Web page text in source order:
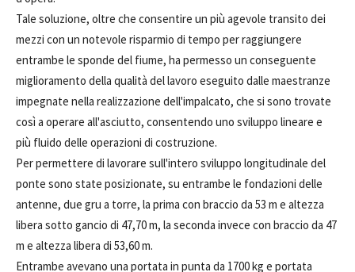
Tale soluzione, oltre che consentire un più agevole transito dei
mezzi con un notevole risparmio di tempo per raggiungere
entrambe le sponde del fiume, ha permesso un conseguente
miglioramento della qualità del lavoro eseguito dalle maestranze
impegnate nella realizzazione dell'impalcato, che si sono trovate
così a operare all'asciutto, consentendo uno sviluppo lineare e
più fluido delle operazioni di costruzione.
Per permettere di lavorare sull'intero sviluppo longitudinale del
ponte sono state posizionate, su entrambe le fondazioni delle
antenne, due gru a torre, la prima con braccio da 53 m e altezza
libera sotto gancio di 47,70 m, la seconda invece con braccio da 47
m e altezza libera di 53,60 m.
Entrambe avevano una portata in punta da 1700 kg e portata